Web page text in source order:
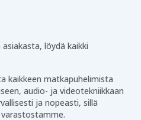
löydä kaikki
kaikkeen matkapuhelimista
audio- ja videotekniikkaan
ja nopeasti, sillä